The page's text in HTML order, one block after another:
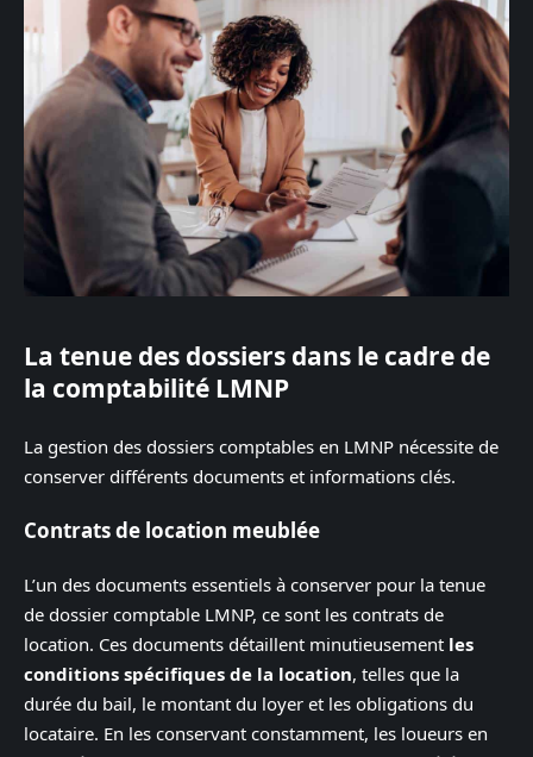
La tenue des dossiers dans le cadre de
la comptabilité LMNP
La gestion des dossiers comptables en LMNP nécessite de
conserver différents documents et informations clés.
Contrats de location meublée
L’un des documents essentiels à conserver pour la tenue
de dossier comptable LMNP, ce sont les contrats de
location. Ces documents détaillent minutieusement les
conditions spécifiques de la location, telles que la
durée du bail, le montant du loyer et les obligations du
locataire. En les conservant constamment, les loueurs en